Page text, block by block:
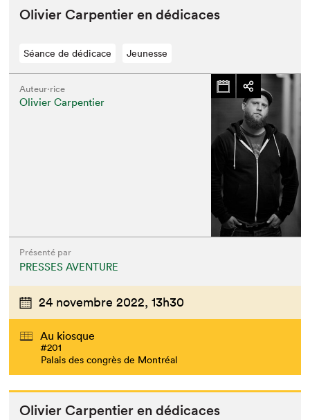
Olivi­er Car­pen­tier en dédicaces
Séance de dédicace Jeunesse
Auteur·rice
Olivier Carpentier
Présenté par
PRESSES AVENTURE
24 novembre 2022, 13h30
Au kiosque
#201
Palais des congrès de Montréal
Olivi­er Car­pen­tier en dédicaces